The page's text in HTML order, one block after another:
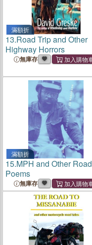
滿額折
13.Road Trip and Other
Highway Horrors
無庫存
滿額折
15.MPH and Other Road
Poems
無庫存